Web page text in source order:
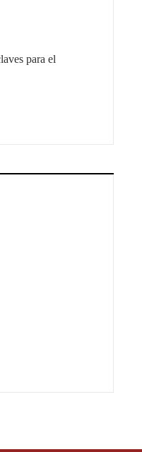
para el